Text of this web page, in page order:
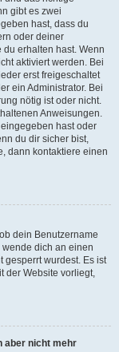
gibt es zwei
hast, dass du
oder deiner
erhalten hast. Wenn
aktiviert werden. Bei
erst freigeschaltet
ein Administrator. Bei
nötig ist oder nicht.
Anweisungen.
hast oder
du dir sicher bist,
dann kontaktiere einen
dein Benutzername
dich an einen
gesperrt wurdest. Es ist
der Website vorliegt,
aber nicht mehr